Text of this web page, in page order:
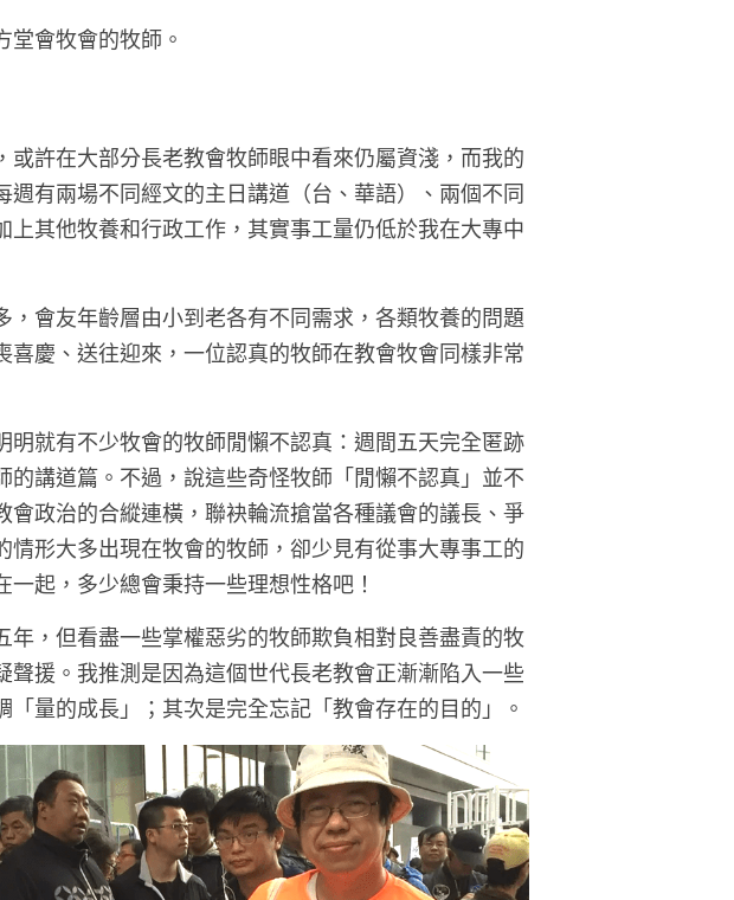
會牧會的牧師。
許在大部分長老教會牧師眼中看來仍屬資淺，而我的
有兩場不同經文的主日講道（台、華語）、兩個不同
其他牧養和行政工作，其實事工量仍低於我在大專中
會友年齡層由小到老各有不同需求，各類牧養的問題
慶、送往迎來，一位認真的牧師在教會牧會同樣非常
就有不少牧會的牧師閒懶不認真：週間五天完全匿跡
講道篇。不過，說這些奇怪牧師「閒懶不認真」並不
政治的合縱連橫，聯袂輪流搶當各種議會的議長、爭
形大多出現在牧會的牧師，卻少見有從事大專事工的
起，多少總會秉持一些理想性格吧！
，但看盡一些掌權惡劣的牧師欺負相對良善盡責的牧
援。我推測是因為這個世代長老教會正漸漸陷入一些
量的成長」；其次是完全忘記「教會存在的目的」。